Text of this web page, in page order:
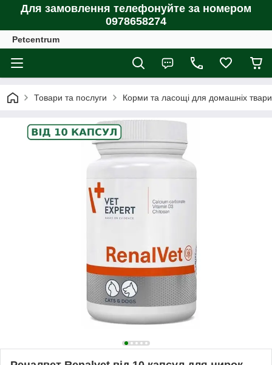
Для замовлення телефонуйте за номером
0978658274
Petcentrum
Товари та послуги Корми та ласощі для домашніх